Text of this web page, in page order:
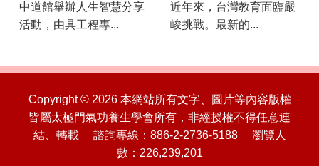
中道館舉辦人生智慧分享
活動，由具工程專...
近年來，台灣教育面臨嚴
峻挑戰。最新的...
Copyright © 2026 本網站所有文字、圖片等內容版權
皆屬太極門氣功養生學會所有，非經授權不得任意連
結、轉載 諮詢專線：886-2-2736-5188 瀏覽人
數：226,239,201